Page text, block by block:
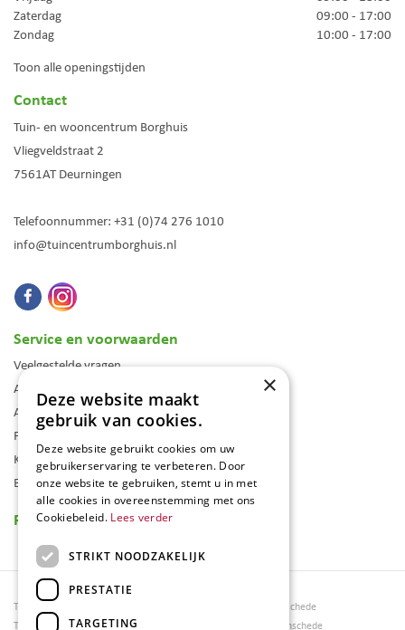
Zaterdag
09:00 - 17:00
Zondag
10:00 - 17:00
Toon alle openingstijden
Contact
Tuin- en wooncentrum Borghuis
Vliegveldstraat 2
7561AT Deurningen
Telefoonnummer: +31 (0)74 276 1010
info@tuincentrumborghuis.nl
Service en voorwaarden
Veelgestelde vragen
Algemene voorwaarden
Assortiment
Folder
Klantenkaart
Blog
Reviews
Tuincentrum Borghuis
Tuinmeubels
Tuinmeubels Enschede
Tuinmeubelen Enschede
×
Deze website maakt
gebruik van cookies.
Deze website gebruikt cookies om uw
gebruikerservaring te verbeteren. Door
onze website te gebruiken, stemt u in met
alle cookies in overeenstemming met ons
Cookiebeleid. Lees verder
STRIKT NOODZAKELIJK
PRESTATIE
TARGETING